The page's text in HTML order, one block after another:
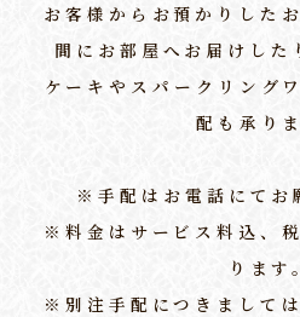
お客様からお預かりした
間にお部屋へお届けした
ケーキやスパークリング
配も承りま
※手配はお電話にてお
※料金はサービス料込、
ります
※別注手配につきまして